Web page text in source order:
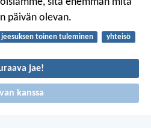
päivän olevan.
jeesuksen toinen tuleminen
yhteisö
jae!
kanssa